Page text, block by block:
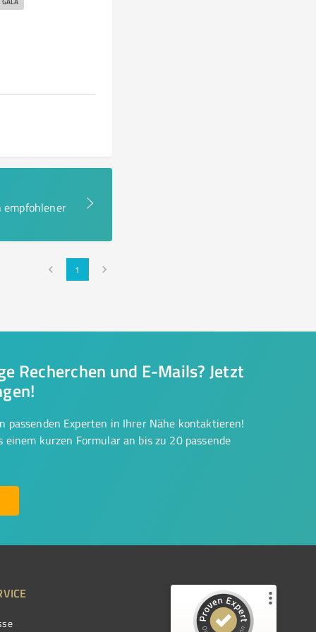
empfohlener
1
Recherchen und E-Mails? Jetzt
passenden Experten in Ihrer Nähe kontaktieren!
kurzen Formular an bis zu 20 passende
Kundenbewertungen und Erfahrungen zu